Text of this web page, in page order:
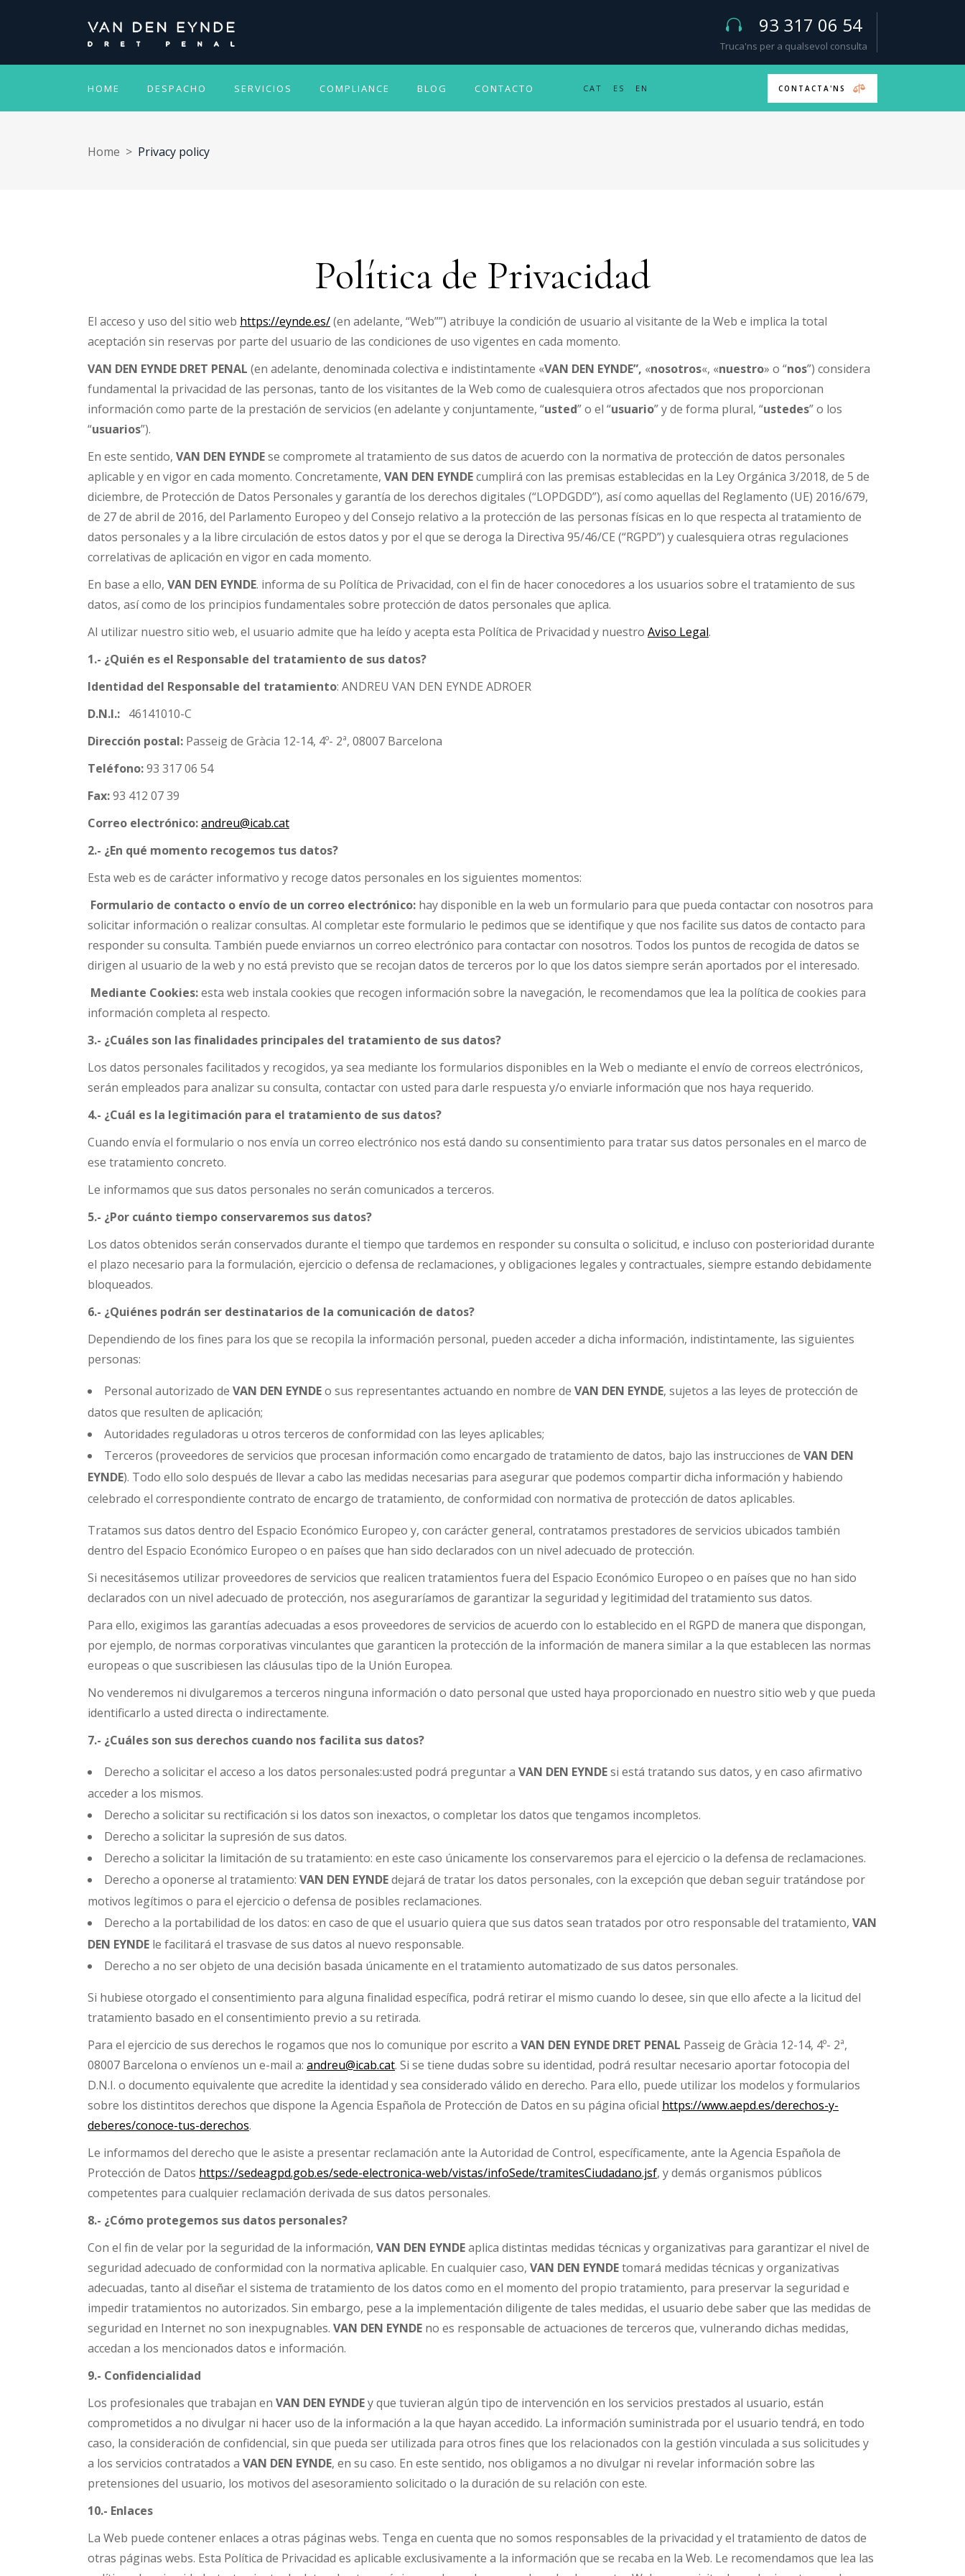
93 317 06 54
Truca'ns per a qualsevol consulta
HOME DESPACHO SERVICIOS COMPLIANCE BLOG CONTACTO CAT ES EN CONTACTA'NS
Home > Privacy policy
Política de Privacidad
El acceso y uso del sitio web https://eynde.es/(en adelante, “Web””) atribuye la condición de usuario al visitante de la Web e implica la total
aceptación sin reservas por parte del usuario de las condiciones de uso vigentes en cada momento.
VAN DEN EYNDE DRET PENAL (en adelante, denominada colectiva e indistintamente «VAN DEN EYNDE”, «nosotros«, «nuestro» o “nos”) considera
fundamental la privacidad de las personas, tanto de los visitantes de la Web como de cualesquiera otros afectados que nos proporcionan
información como parte de la prestación de servicios (en adelante y conjuntamente, “usted” o el “usuario” y de forma plural, “ustedes” o los
“usuarios”).
En este sentido, VAN DEN EYNDEse compromete al tratamiento de sus datos de acuerdo con la normativa de protección de datos personales
aplicable y en vigor en cada momento. Concretamente, VAN DEN EYNDEcumplirá con las premisas establecidas en la Ley Orgánica 3/2018, de 5 de
diciembre, de Protección de Datos Personales y garantía de los derechos digitales (“LOPDGDD”), así como aquellas del Reglamento (UE) 2016/679,
de 27 de abril de 2016, del Parlamento Europeo y del Consejo relativo a la protección de las personas físicas en lo que respecta al tratamiento de
datos personales y a la libre circulación de estos datos y por el que se deroga la Directiva 95/46/CE (“RGPD”) y cualesquiera otras regulaciones
correlativas de aplicación en vigor en cada momento.
En base a ello, VAN DEN EYNDE. informa de su Política de Privacidad, con el fin de hacer conocedores a los usuarios sobre el tratamiento de sus
datos, así como de los principios fundamentales sobre protección de datos personales que aplica.
Al utilizar nuestro sitio web, el usuario admite que ha leído y acepta esta Política de Privacidad y nuestro Aviso Legal.
1.- ¿Quién es el Responsable del tratamiento de sus datos?
Identidad del Responsable del tratamiento: ANDREU VAN DEN EYNDE ADROER
D.N.I.: 46141010-C
Dirección postal: Passeig de Gràcia 12-14, 4º- 2ª, 08007 Barcelona
Teléfono:93 317 06 54
Fax:93 412 07 39
Correo electrónico:andreu@icab.cat
2.- ¿En qué momento recogemos tus datos?
Esta web es de carácter informativo y recoge datos personales en los siguientes momentos:
Formulario de contacto o envío de un correo electrónico: hay disponible en la web un formulario para que pueda contactar con nosotros para
solicitar información o realizar consultas. Al completar este formulario le pedimos que se identifique y que nos facilite sus datos de contacto para
responder su consulta. También puede enviarnos un correo electrónico para contactar con nosotros. Todos los puntos de recogida de datos se
dirigen al usuario de la web y no está previsto que se recojan datos de terceros por lo que los datos siempre serán aportados por el interesado.
Mediante Cookies:esta web instala cookies que recogen información sobre la navegación, le recomendamos que lea la política de cookies para
información completa al respecto.
3.- ¿Cuáles son las finalidades principales del tratamiento de sus datos?
Los datos personales facilitados y recogidos, ya sea mediante los formularios disponibles en la Web o mediante el envío de correos electrónicos,
serán empleados para analizar su consulta, contactar con usted para darle respuesta y/o enviarle información que nos haya requerido.
4.- ¿Cuál es la legitimación para el tratamiento de sus datos?
Cuando envía el formulario o nos envía un correo electrónico nos está dando su consentimiento para tratar sus datos personales en el marco de
ese tratamiento concreto.
Le informamos que sus datos personales no serán comunicados a terceros.
5.- ¿Por cuánto tiempo conservaremos sus datos?
Los datos obtenidos serán conservados durante el tiempo que tardemos en responder su consulta o solicitud, e incluso con posterioridad durante
el plazo necesario para la formulación, ejercicio o defensa de reclamaciones, y obligaciones legales y contractuales, siempre estando debidamente
bloqueados.
6.- ¿Quiénes podrán ser destinatarios de la comunicación de datos?
Dependiendo de los fines para los que se recopila la información personal, pueden acceder a dicha información, indistintamente, las siguientes
personas:
Personal autorizado de VAN DEN EYNDEo sus representantes actuando en nombre de VAN DEN EYNDE, sujetos a las leyes de protección de
datos que resulten de aplicación;
Autoridades reguladoras u otros terceros de conformidad con las leyes aplicables;
Terceros (proveedores de servicios que procesan información como encargado de tratamiento de datos, bajo las instrucciones de VAN DEN
EYNDE). Todo ello solo después de llevar a cabo las medidas necesarias para asegurar que podemos compartir dicha información y habiendo
celebrado el correspondiente contrato de encargo de tratamiento, de conformidad con normativa de protección de datos aplicables.
Tratamos sus datos dentro del Espacio Económico Europeo y, con carácter general, contratamos prestadores de servicios ubicados también
dentro del Espacio Económico Europeo o en países que han sido declarados con un nivel adecuado de protección.
Si necesitásemos utilizar proveedores de servicios que realicen tratamientos fuera del Espacio Económico Europeo o en países que no han sido
declarados con un nivel adecuado de protección, nos aseguraríamos de garantizar la seguridad y legitimidad del tratamiento sus datos.
Para ello, exigimos las garantías adecuadas a esos proveedores de servicios de acuerdo con lo establecido en el RGPD de manera que dispongan,
por ejemplo, de normas corporativas vinculantes que garanticen la protección de la información de manera similar a la que establecen las normas
europeas o que suscribiesen las cláusulas tipo de la Unión Europea.
No venderemos ni divulgaremos a terceros ninguna información o dato personal que usted haya proporcionado en nuestro sitio web y que pueda
identificarlo a usted directa o indirectamente.
7.- ¿Cuáles son sus derechos cuando nos facilita sus datos?
Derecho a solicitar el acceso a los datos personales:usted podrá preguntar a VAN DEN EYNDEsi está tratando sus datos, y en caso afirmativo
acceder a los mismos.
Derecho a solicitar su rectificación si los datos son inexactos, o completar los datos que tengamos incompletos.
Derecho a solicitar la supresión de sus datos.
Derecho a solicitar la limitación de su tratamiento: en este caso únicamente los conservaremos para el ejercicio o la defensa de reclamaciones.
Derecho a oponerse al tratamiento: VAN DEN EYNDEdejará de tratar los datos personales, con la excepción que deban seguir tratándose por
motivos legítimos o para el ejercicio o defensa de posibles reclamaciones.
Derecho a la portabilidad de los datos: en caso de que el usuario quiera que sus datos sean tratados por otro responsable del tratamiento, VAN
DEN EYNDE le facilitará el trasvase de sus datos al nuevo responsable.
Derecho a no ser objeto de una decisión basada únicamente en el tratamiento automatizado de sus datos personales.
Si hubiese otorgado el consentimiento para alguna finalidad específica, podrá retirar el mismo cuando lo desee, sin que ello afecte a la licitud del
tratamiento basado en el consentimiento previo a su retirada.
Para el ejercicio de sus derechos le rogamos que nos lo comunique por escrito a VAN DEN EYNDE DRET PENAL Passeig de Gràcia 12-14, 4º- 2ª,
08007 Barcelona o envíenos un e-mail a: andreu@icab.cat. Si se tiene dudas sobre su identidad, podrá resultar necesario aportar fotocopia del
D.N.I. o documento equivalente que acredite la identidad y sea considerado válido en derecho. Para ello, puede utilizar los modelos y formularios
sobre los distintitos derechos que dispone la Agencia Española de Protección de Datos en su página oficial https://www.aepd.es/derechos-y-
deberes/conoce-tus-derechos.
Le informamos del derecho que le asiste a presentar reclamación ante la Autoridad de Control, específicamente, ante la Agencia Española de
Protección de Datos https://sedeagpd.gob.es/sede-electronica-web/vistas/infoSede/tramitesCiudadano.jsf, y demás organismos públicos
competentes para cualquier reclamación derivada de sus datos personales.
8.- ¿Cómo protegemos sus datos personales?
Con el fin de velar por la seguridad de la información, VAN DEN EYNDEaplica distintas medidas técnicas y organizativas para garantizar el nivel de
seguridad adecuado de conformidad con la normativa aplicable. En cualquier caso, VAN DEN EYNDEtomará medidas técnicas y organizativas
adecuadas, tanto al diseñar el sistema de tratamiento de los datos como en el momento del propio tratamiento, para preservar la seguridad e
impedir tratamientos no autorizados. Sin embargo, pese a la implementación diligente de tales medidas, el usuario debe saber que las medidas de
seguridad en Internet no son inexpugnables. VAN DEN EYNDE no es responsable de actuaciones de terceros que, vulnerando dichas medidas,
accedan a los mencionados datos e información.
9.- Confidencialidad
Los profesionales que trabajan en VAN DEN EYNDEy que tuvieran algún tipo de intervención en los servicios prestados al usuario, están
comprometidos a no divulgar ni hacer uso de la información a la que hayan accedido. La información suministrada por el usuario tendrá, en todo
caso, la consideración de confidencial, sin que pueda ser utilizada para otros fines que los relacionados con la gestión vinculada a sus solicitudes y
a los servicios contratados a VAN DEN EYNDE, en su caso. En este sentido, nos obligamos a no divulgar ni revelar información sobre las
pretensiones del usuario, los motivos del asesoramiento solicitado o la duración de su relación con este.
10.- Enlaces
La Web puede contener enlaces a otras páginas webs. Tenga en cuenta que no somos responsables de la privacidad y el tratamiento de datos de
otras páginas webs. Esta Política de Privacidad es aplicable exclusivamente a la información que se recaba en la Web. Le recomendamos que lea las